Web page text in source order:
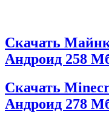
Скачать
Андроид 258
Скачать
Андроид 278